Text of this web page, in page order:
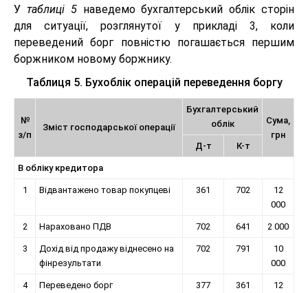
У таблиці 5наведемо бухгалтерський облік сторін
для ситуації, розглянутої у прикладі 3, коли
переведений борг повністю погашається першим
боржником новому боржнику.
Таблиця 5. Бухоблік операцій переведення боргу
№
з/п
Зміст господарської операції
Бухгалтерський
облік
Сума,
грн
Д-т
К-т
В обліку кредитора
1 Відвантажено товар покупцеві 361 702
12
000
2 Нараховано ПДВ 702 641 2 000
3
Дохід від продажу віднесено на
фінрезультати
702 791
10
000
4 Переведено борг 377 361
12